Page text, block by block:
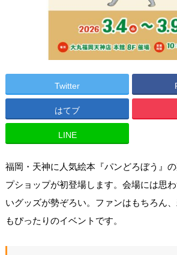
Twitter
はてブ
LINE
福岡・天神に人気絵本『パンどろぼう』
プショップが初登場します。会場には思
いグッズが勢ぞろい。ファンはもちろん
もぴったりのイベントです。